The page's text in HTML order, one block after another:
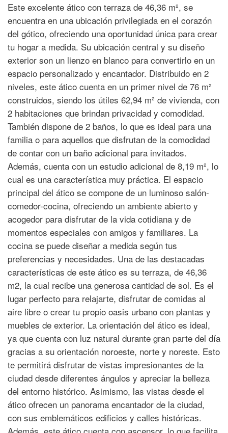
Este excelente ático con terraza de 46,36 m², se
encuentra en una ubicación privilegiada en el corazón
del gótico, ofreciendo una oportunidad única para crear
tu hogar a medida. Su ubicación central y su diseño
exterior son un lienzo en blanco para convertirlo en un
espacio personalizado y encantador. Distribuido en 2
niveles, este ático cuenta en un primer nivel de 76 m²
construidos, siendo los útiles 62,94 m² de vivienda, con
2 habitaciones que brindan privacidad y comodidad.
También dispone de 2 baños, lo que es ideal para una
familia o para aquellos que disfrutan de la comodidad
de contar con un baño adicional para invitados.
Además, cuenta con un estudio adicional de 8,19 m², lo
cual es una característica muy práctica. El espacio
principal del ático se compone de un luminoso salón-
comedor-cocina, ofreciendo un ambiente abierto y
acogedor para disfrutar de la vida cotidiana y de
momentos especiales con amigos y familiares. La
cocina se puede diseñar a medida según tus
preferencias y necesidades. Una de las destacadas
características de este ático es su terraza, de 46,36
m2, la cual recibe una generosa cantidad de sol. Es el
lugar perfecto para relajarte, disfrutar de comidas al
aire libre o crear tu propio oasis urbano con plantas y
muebles de exterior. La orientación del ático es ideal,
ya que cuenta con luz natural durante gran parte del día
gracias a su orientación noroeste, norte y noreste. Esto
te permitirá disfrutar de vistas impresionantes de la
ciudad desde diferentes ángulos y apreciar la belleza
del entorno histórico. Asimismo, las vistas desde el
ático ofrecen un panorama encantador de la ciudad,
con sus emblemáticos edificios y calles históricas.